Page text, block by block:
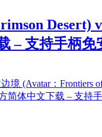
Desert)
– 支持手柄免